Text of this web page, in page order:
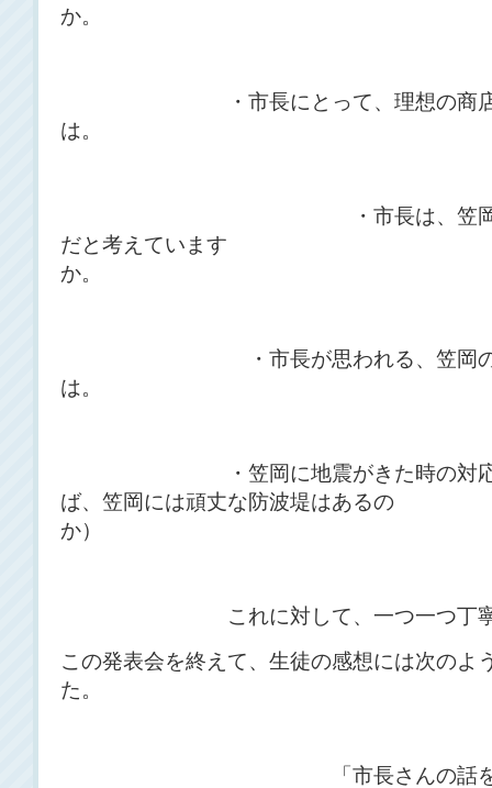
か
・市長にとって、理想の商店
は
・市長は、笠岡の活性化
だと考えています
か
・市長が思われる、笠岡の良
は
・笠岡に地震がきた時の対応策は
ば、笠岡には頑丈な防波堤はあるの
か
これに対して、一つ一つ丁寧にお
この発表会を終えて、生徒の感想には次のよ
た
「市長さんの話を聞く貴重